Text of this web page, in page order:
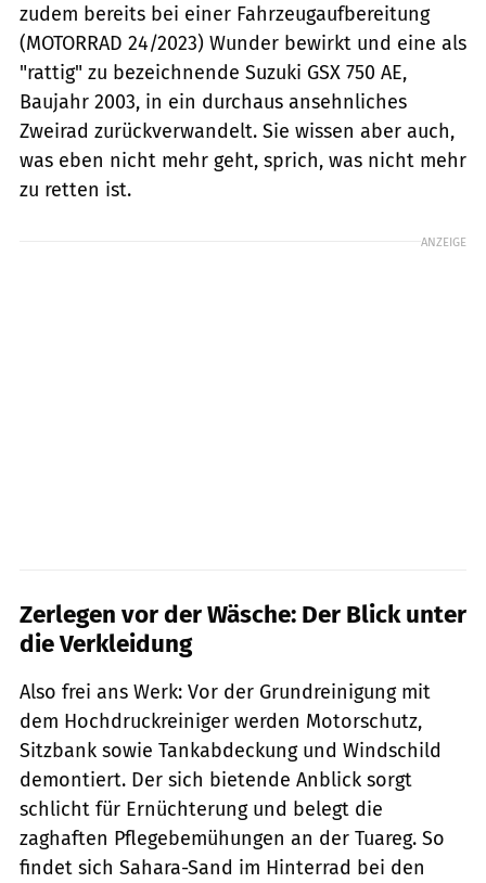
zudem bereits bei einer Fahrzeugaufbereitung
(MOTORRAD 24/2023) Wunder bewirkt und eine als
"rattig" zu bezeichnende Suzuki GSX 750 AE,
Baujahr 2003, in ein durchaus ansehnliches
Zweirad zurückverwandelt. Sie wissen aber auch,
was eben nicht mehr geht, sprich, was nicht mehr
zu retten ist.
ANZEIGE
Zerlegen vor der Wäsche: Der Blick unter
die Verkleidung
Also frei ans Werk: Vor der Grundreinigung mit
dem Hochdruckreiniger werden Motorschutz,
Sitzbank sowie Tankabdeckung und Windschild
demontiert. Der sich bietende Anblick sorgt
schlicht für Ernüchterung und belegt die
zaghaften Pflegebemühungen an der Tuareg. So
findet sich Sahara-Sand im Hinterrad bei den